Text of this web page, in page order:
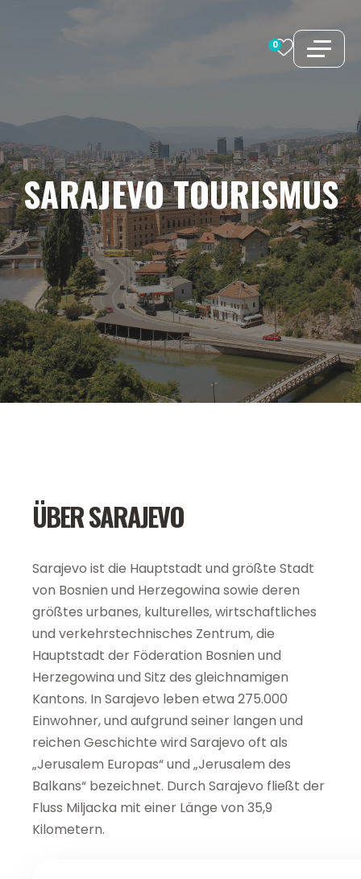
0
SARAJEVOTOURISMUS
ÜBER SARAJEVO
Sarajevo ist die Hauptstadt und größte Stadt
von Bosnien und Herzegowina sowie deren
größtes urbanes, kulturelles, wirtschaftliches
und verkehrstechnisches Zentrum, die
Hauptstadt der Föderation Bosnien und
Herzegowina und Sitz des gleichnamigen
Kantons. In Sarajevo leben etwa 275.000
Einwohner, und aufgrund seiner langen und
reichen Geschichte wird Sarajevo oft als
„Jerusalem Europas“ und „Jerusalem des
Balkans“ bezeichnet. Durch Sarajevo fließt der
Fluss Miljacka mit einer Länge von 35,9
Kilometern.